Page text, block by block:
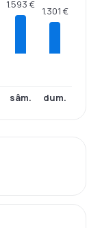
1.593 €
sâm.
1.301 €
dum.